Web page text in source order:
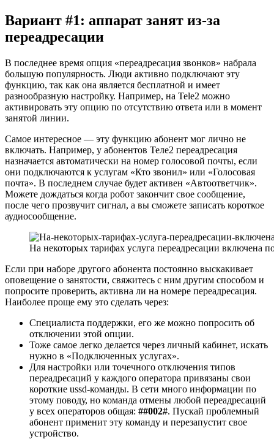
Вариант #1: аппарат занят из-за
переадресации
В последнее время опция «переадресация звонков» набрала
большую популярность. Люди активно подключают эту
функцию, так как она является бесплатной и имеет
разнообразную настройку. Например, на Tele2 можно
активировать эту опцию по отсутствию ответа или в момент
занятой линии.
Самое интересное — эту функцию абонент мог лично не
включать. Например, у абонентов Теле2 переадресация
назначается автоматически на номер голосовой почты, если
они подключаются к услугам «Кто звонил» или «Голосовая
почта». В последнем случае будет активен «Автоответчик».
Можете дождаться когда робот закончит свое сообщение,
после чего прозвучит сигнал, а вы сможете записать короткое
аудиосообщение.
На некоторых тарифах услуга переадресации включена
Если при наборе другого абонента постоянно выскакивает
оповещение о занятости, свяжитесь с ним другим способом и
попросите проверить, активна ли на номере переадресация.
Наиболее проще ему это сделать через:
Специалиста поддержки, его же можно попросить об
отключении этой опции.
Тоже самое легко делается через личный кабинет, искать
нужно в «Подключенных услугах».
Для настройки или точечного отключения типов
переадресаций у каждого оператора привязаны свои
короткие ussd-команды. В сети много информации по
этому поводу, но команда отмены любой переадресаций
у всех операторов общая: ##002#. Пускай проблемный
абонент применит эту команду и перезапустит свое
устройство.